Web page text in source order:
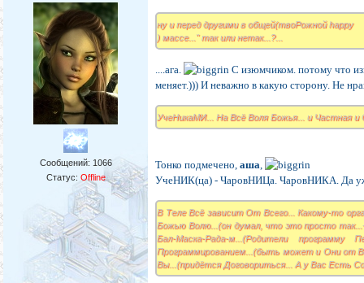
Сообщений: 1066
Статус: Offline
ну и перед другими в общей(твоРожной happy
) массе..." так или нетак...?...
....ага.
С изюмчиком. потому что
меняет.))) И неважно в какую сторону. Не
УчеНикаМИ... На Всё Воля Божья... и Частная
Тонко подмечено,аша,
УчеНИК(ца) - ЧаровНИЦа. ЧаровНИКА. Да
В Теле Всё зависит От Всего... Какому-то
Божью Волю...(он думал, что это просто
Бал-Маска-Рада-м...(Родители программу
Программированием...(быть может и Они от
Вы...(придётся Договориться... А у Вас Есть